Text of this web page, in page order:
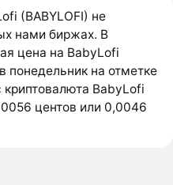
(BABYLOFI) не
нами биржах. В
цена на BabyLofi
понедельник на отметке
BabyLofi
центов или 0,0046